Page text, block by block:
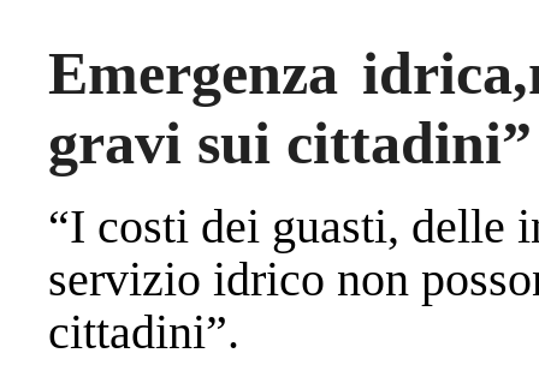
Emergenza
gravi sui cittadini”
“I costi dei guasti, delle
servizio idrico non
cittadini”.